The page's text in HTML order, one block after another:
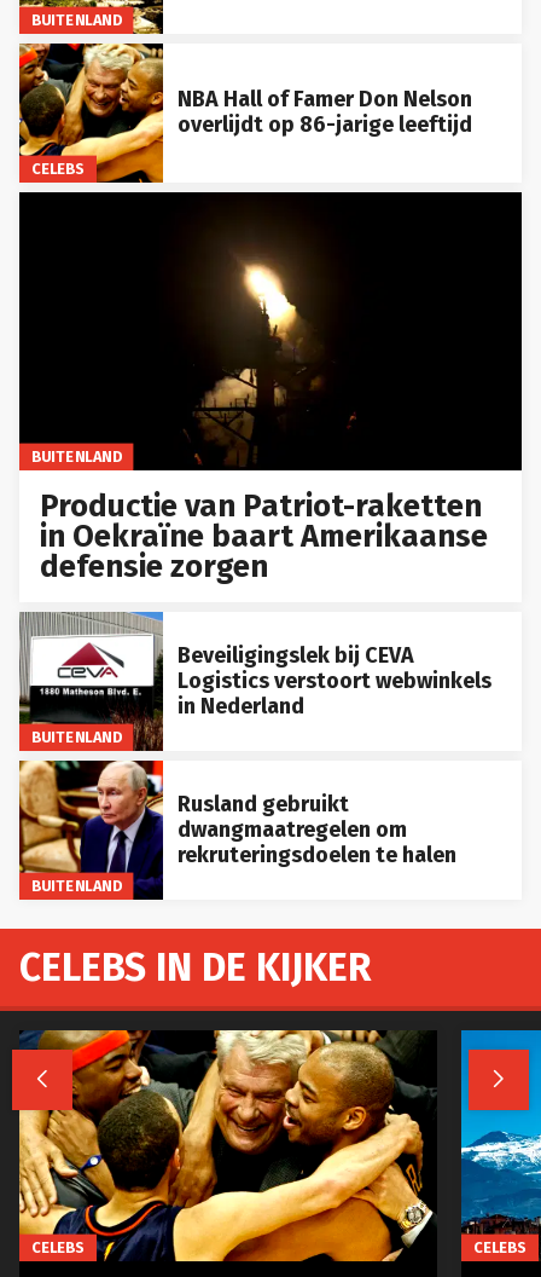
BUITENLAND
CELEBS
NBA Hall of Famer Don Nelson
overlijdt op 86-jarige leeftijd
BUITENLAND
Productie van Patriot-raketten
in Oekraïne baart Amerikaanse
defensie zorgen
BUITENLAND
Beveiligingslek bij CEVA
Logistics verstoort webwinkels
in Nederland
BUITENLAND
Rusland gebruikt
dwangmaatregelen om
rekruteringsdoelen te halen
CELEBS IN DE KIJKER
 
CELEBS CELEBS